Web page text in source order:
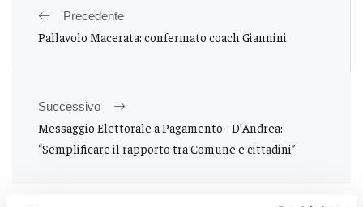
Precedente
Pallavolo Macerata: confermato coach Giannini
Successivo
Messaggio Elettorale a Pagamento - D’Andrea:
“Semplificare il rapporto tra Comune e cittadini”